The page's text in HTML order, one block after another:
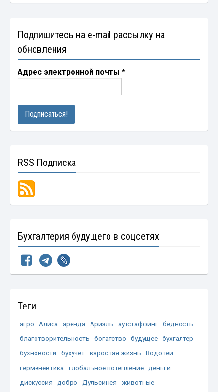
Подпишитесь на e-mail рассылку на
обновления
Адрес электронной почты*
RSS Подписка
Бухгалтерия будущего в соцсетях
Теги
агро Алиса аренда Ариэль аутстаффинг
бедность
благотворительность
богатство будущее
бухгалтер
бухновости
бухучет взрослая жизнь
Водолей
герменевтика
глобальное потепление
деньги
дискуссия
добро Дульсинея
животные